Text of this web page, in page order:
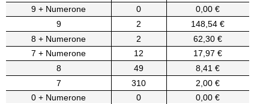
9 + Numerone
0
0,00 €
9
2
148,54 €
8 + Numerone
2
62,30 €
7 + Numerone
12
17,97 €
8
49
8,41 €
7
310
2,00 €
0 + Numerone
0
0,00 €